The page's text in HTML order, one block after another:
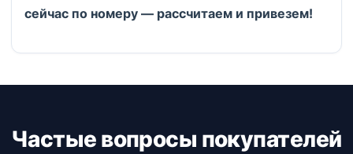
сейчас по номеру — рассчитаем и привезем!
Частые вопросы покупателей